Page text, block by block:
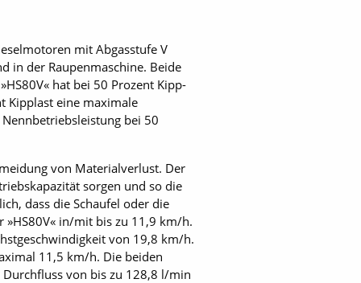
mit Abgasstufe V
in der Raupenmaschine. Beide
hat bei 50 Prozent Kipp­
Kipp­last eine maximale
bei 50
von Materialverlust. Der
sorgen und so die
dass die Schaufel oder die
»HS80V« in/mit bis zu 11,9 km/h.
von 19,8 km/h.
11,5 km/h. Die beiden
von bis zu 128,8 l/min